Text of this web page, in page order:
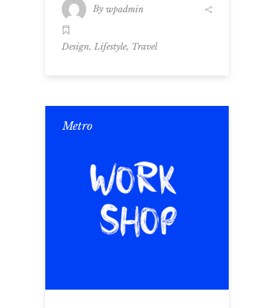
By wpadmin
Design, Lifestyle, Travel
Metro